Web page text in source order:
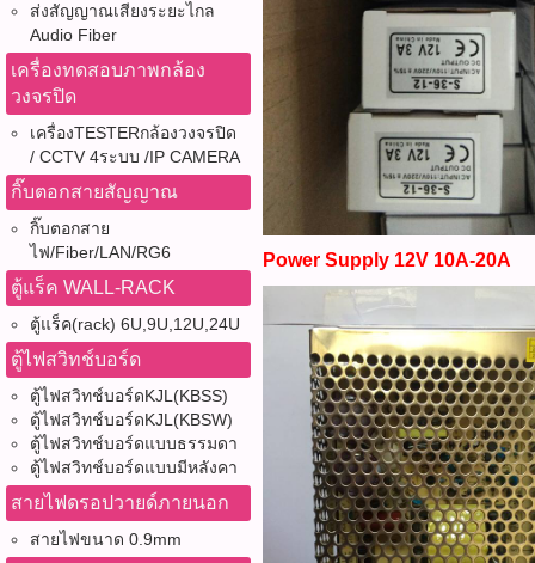
ส่งสัญญาณเสียงระยะไกล
Audio Fiber
เครื่องทดสอบภาพกล้อง
วงจรปิด
เครื่องTESTERกล้องวงจรปิด
/ CCTV 4ระบบ /IP CAMERA
กิ๊บตอกสายสัญญาณ
กิ๊บตอกสาย
ไฟ/Fiber/LAN/RG6
ตู้แร็ค WALL-RACK
ตู้แร็ค(rack) 6U,9U,12U,24U
ตู้ไฟสวิทช์บอร์ด
ตู้ไฟสวิทช์บอร์ดKJL(KBSS)
ตู้ไฟสวิทช์บอร์ดKJL(KBSW)
ตู้ไฟสวิทช์บอร์ดแบบธรรมดา
ตู้ไฟสวิทช์บอร์ดแบบมีหลังคา
สายไฟดรอปวายด์ภายนอก
สายไฟขนาด 0.9mm
Power Supply 12V 10A-20A